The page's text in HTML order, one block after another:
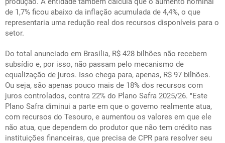
de 1,7% ficou abaixo da inflação acumulada de 4,4%, o que
representaria uma redução real dos recursos disponíveis para o
setor.
Do total anunciado em Brasília, R$ 428 bilhões não recebem
subsídio e, por isso, não passam pelo mecanismo de
equalização de juros. Isso chega para, apenas, R$ 97 bilhões.
Ou seja, são apenas pouco mais de 18% dos recursos com
juros controlados, contra 22% do Plano Safra 2025/26. "Este
Plano Safra diminui a parte em que o governo realmente atua,
com recursos do Tesouro, e aumentou os valores em que ele
não atua, que dependem do produtor que não tem crédito nas
instituições financeiras, que precisa de CPR para resolver seu